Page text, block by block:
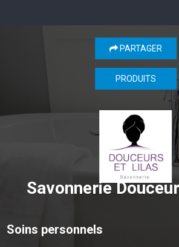
Savonnerie
Soins personnels
PARTAGER
PRODUITS